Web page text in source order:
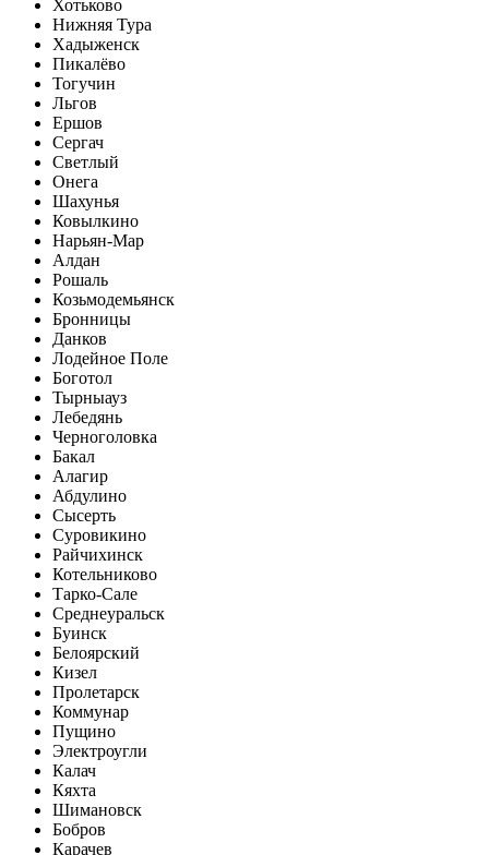
Хотьково
Нижняя Тура
Хадыженск
Пикалёво
Тогучин
Льгов
Ершов
Сергач
Светлый
Онега
Шахунья
Ковылкино
Нарьян-Мар
Алдан
Рошаль
Козьмодемьянск
Бронницы
Данков
Лодейное Поле
Боготол
Тырныауз
Лебедянь
Черноголовка
Бакал
Алагир
Абдулино
Сысерть
Суровикино
Райчихинск
Котельниково
Тарко-Сале
Среднеуральск
Буинск
Белоярский
Кизел
Пролетарск
Коммунар
Пущино
Электроугли
Калач
Кяхта
Шимановск
Бобров
Карачев